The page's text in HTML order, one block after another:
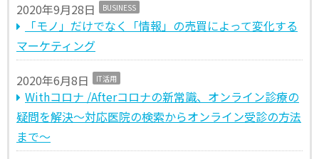
2020年9月28日 BUSINESS
「モノ」だけでなく「情報」の売買によって変化する
マーケティング
2020年6月8日 IT活用
Withコロナ /Afterコロナの新常識、オンライン診療の
疑問を解決～対応医院の検索からオンライン受診の方法
まで～